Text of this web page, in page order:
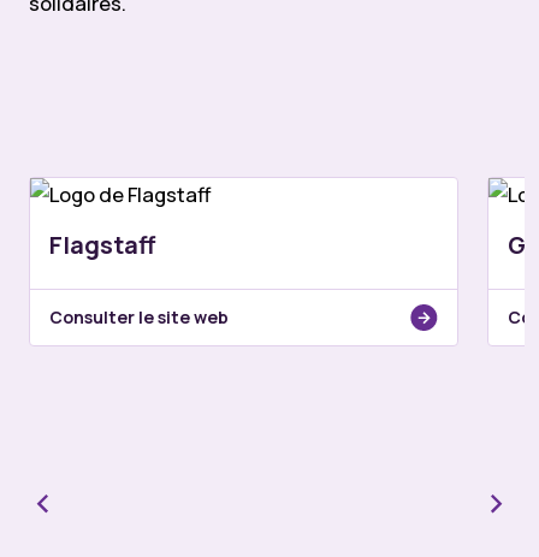
Flagstaff
Consulter le site web